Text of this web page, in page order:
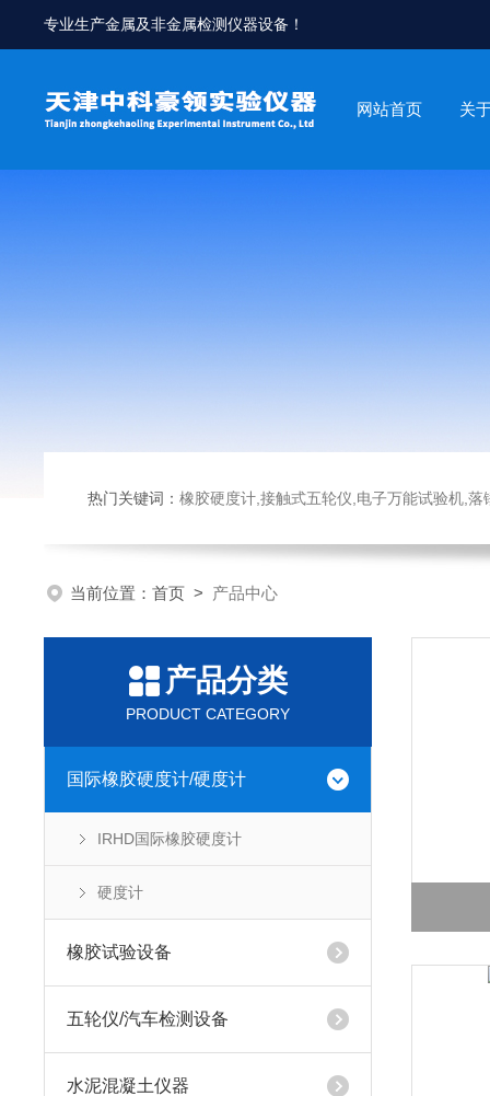
专业生产金属及非金属检测仪器设备！
网站首页 关
热门关键词： 橡胶硬度计,接触式五轮仪,电子万能试验机,落锤冲击试验机,数显
当前位置： 首页 > 产品中心
产品分类
PRODUCT CATEGORY
国际橡胶硬度计/硬度计
IRHD国际橡胶硬度计
硬度计
橡胶试验设备
五轮仪/汽车检测设备
水泥混凝土仪器